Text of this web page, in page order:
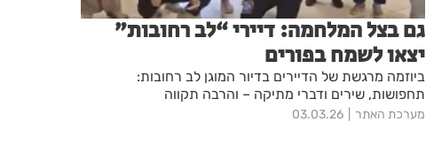
גם בצל המלחמה: דיירי “לב רחובות”
יצאו לשמח בפורים
ביוזמה מרגשת של הדיירים בדיור המוגן לב רחובות:
תחפושות, שירים ודברי מתיקה – והרבה תקווה
מערכת האתר 03.03.26